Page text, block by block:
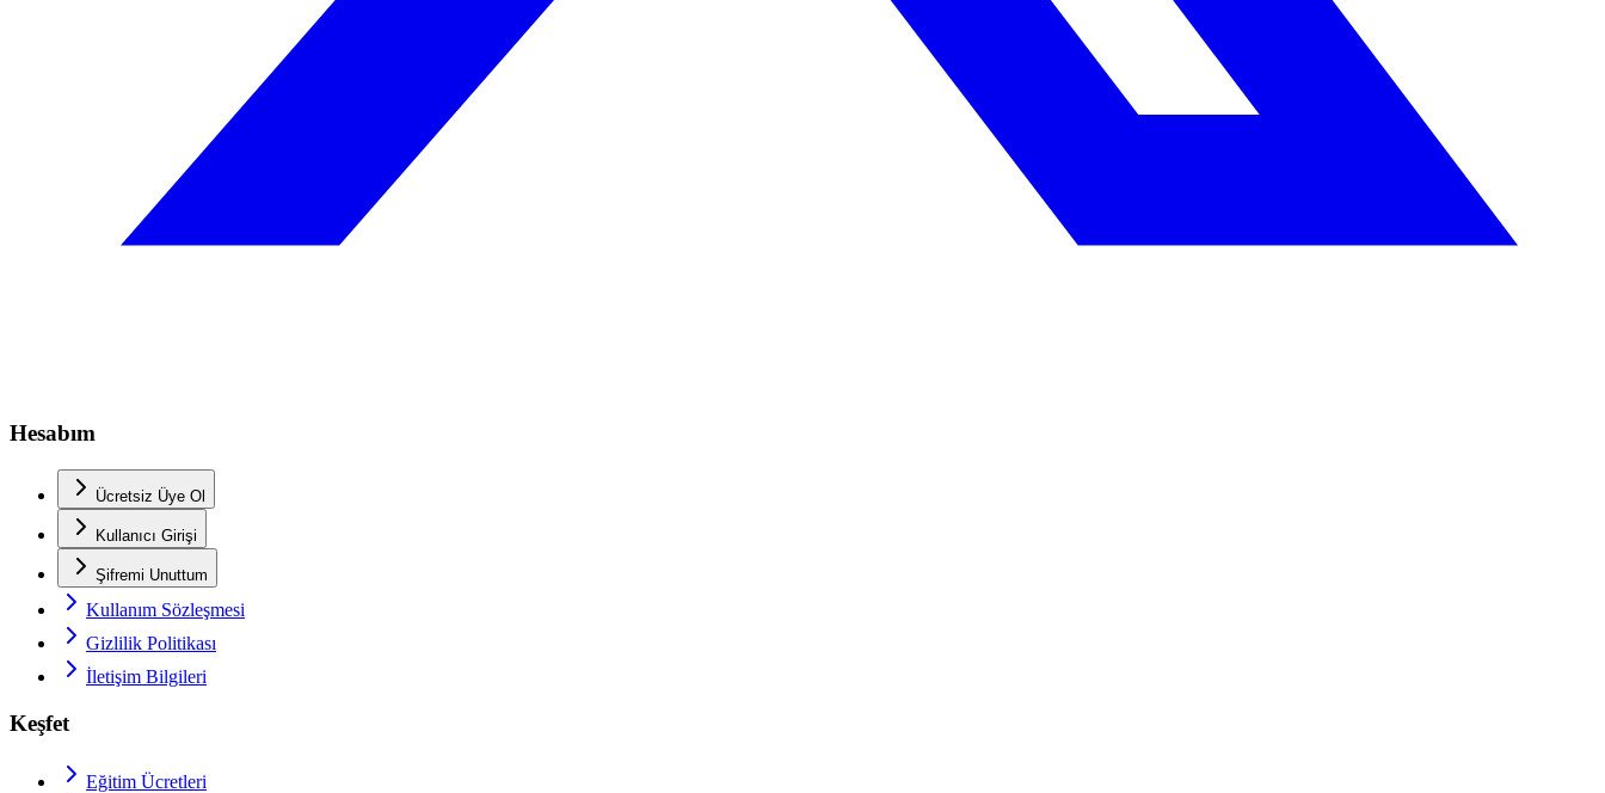
Hesabım
Ücretsiz Üye Ol
Kullanıcı Girişi
Şifremi Unuttum
Kullanım Sözleşmesi
Gizlilik Politikası
İletişim Bilgileri
Keşfet
Eğitim Ücretleri